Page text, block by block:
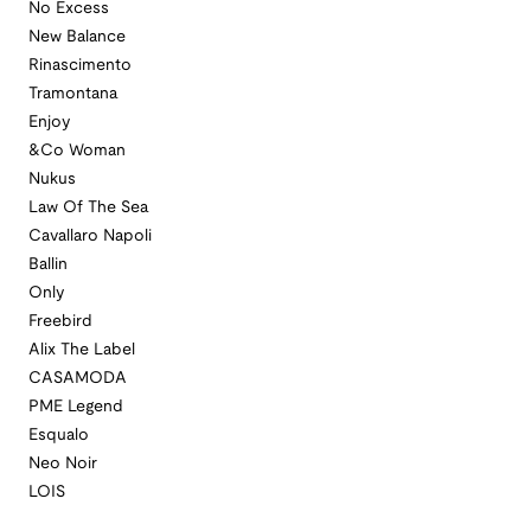
No Excess
New Balance
Rinascimento
Tramontana
Enjoy
&Co Woman
Nukus
Law Of The Sea
Cavallaro Napoli
Ballin
Only
Freebird
Alix The Label
CASAMODA
PME Legend
Esqualo
Neo Noir
LOIS